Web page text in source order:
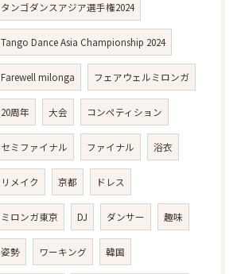
タンゴダンスアジア選手権2024
Tango Dance Asia Championship 2024
Farewell milonga フェアウェルミロンガ
20周年 大会 コンペティション
セミファイナル ファイナル 浴衣
リメイク 京都 ドレス
ミロンガ東京 DJ ダンサー 趣味
姿勢 ワーキング 韓国